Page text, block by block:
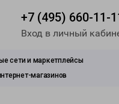
+7 (495) 660-11-
Вход в личный
сети и маркетплейсы
магазинов